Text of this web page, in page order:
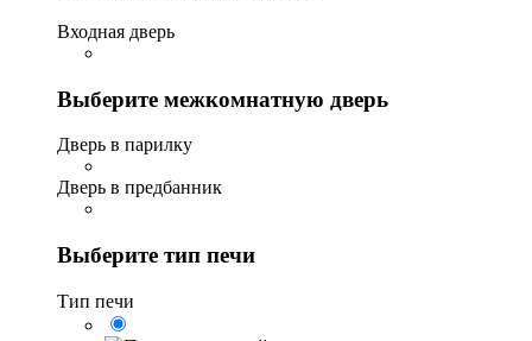
Входная дверь
Выберите межкомнатную дверь
Дверь в парилку
Дверь в предбанник
Выберите тип печи
Тип печи